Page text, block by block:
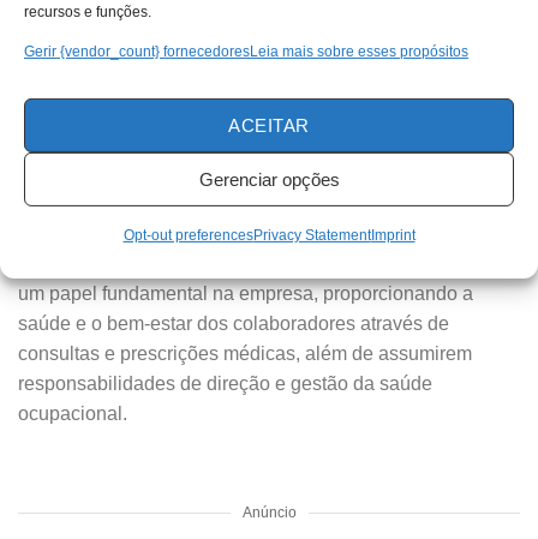
recursos e funções.
Gerir {vendor_count} fornecedoresLeia mais sobre esses propósitos
ACEITAR
Gerenciar opções
Opt-out preferencesPrivacy StatementImprint
Mercadona, você já é valorizado e respeitado desde já.
profissionais dedicados e qualificados para integrar a sua
equipe em diversas regiões do país. Uma das posições em
alta demanda é a de Médico do Trabalho, na qual é
essencial possuir uma Licenciatura em Medicina e
um papel fundamental na empresa, proporcionando a
saúde e o bem-estar dos colaboradores através de
consultas e prescrições médicas, além de assumirem
responsabilidades de direção e gestão da saúde
ocupacional.
Anúncio